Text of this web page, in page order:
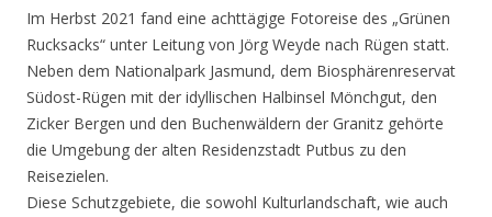
Im Herbst 2021 fand eine achttägige Fotoreise des „Grünen
Rucksacks“ unter Leitung von Jörg Weyde nach Rügen statt.
Neben dem Nationalpark Jasmund, dem Biosphärenreservat
Südost-Rügen mit der idyllischen Halbinsel Mönchgut, den
Zicker Bergen und den Buchenwäldern der Granitz gehörte
die Umgebung der alten Residenzstadt Putbus zu den
Reisezielen.
Diese Schutzgebiete, die sowohl Kulturlandschaft, wie auch